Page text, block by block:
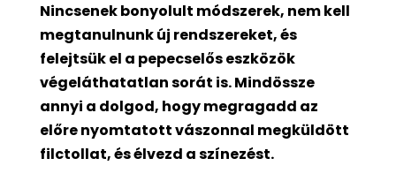
Nincsenek bonyolult módszerek, nem kell
megtanulnunk új rendszereket, és
felejtsük el a pepecselős eszközök
végeláthatatlan sorát is. Mindössze
annyi a dolgod, hogy megragadd az
előre nyomtatott vászonnal megküldött
filctollat, és élvezd a színezést.